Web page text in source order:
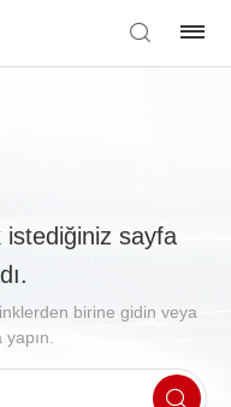
sayfa
birine gidin veya